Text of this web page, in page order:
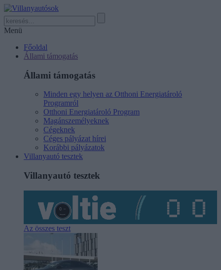
Menü
Főoldal
Állami támogatás
Állami támogatás
Minden egy helyen az Otthoni Energiatároló
Programról
Otthoni Energiatároló Program
Magánszemélyeknek
Cégeknek
Céges pályázat hírei
Korábbi pályázatok
Villanyautó tesztek
Villanyautó tesztek
Az összes teszt